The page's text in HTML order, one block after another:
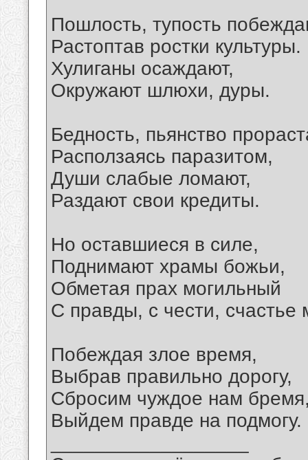
Пошлость, тупость
Растоптав ростки культуры.
Хулиганы осаждают,
Окружают шлюхи, дуры.
Бедность, пьянство
Расползаясь паразитом,
Души слабые ломают,
Раздают свои кредиты.
Но оставшиеся в силе,
Поднимают храмы божьи,
Обметая прах могильный
С правды, с чести, счастье
Побеждая злое время,
Выбрав правильно дорогу,
Сбросим чуждое нам
Выйдем правде на подмогу.